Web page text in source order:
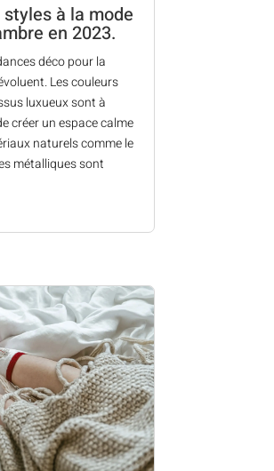
à la mode
en 2023.
déco pour la
Les couleurs
luxueux sont à
créer un espace calme
naturels comme le
métalliques sont